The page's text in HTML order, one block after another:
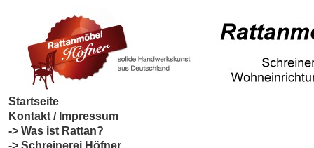
Startseite
Kontakt / Impressum
-> Was ist Rattan?